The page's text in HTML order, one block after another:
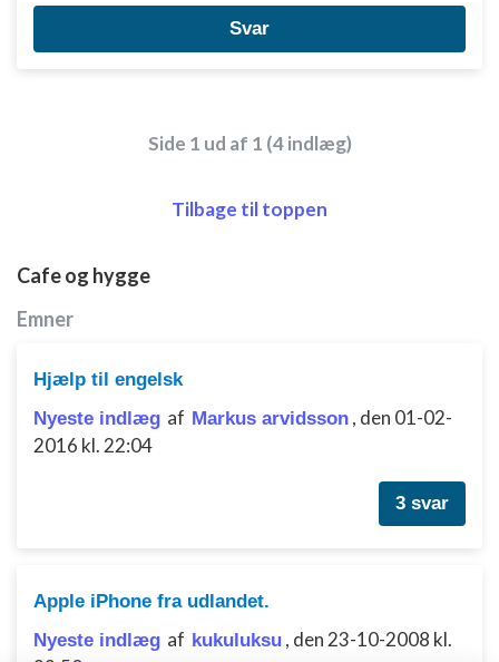
Svar
Side 1 ud af 1 (4 indlæg)
Tilbage til toppen
Cafe og hygge
Emner
Hjælp til engelsk
Nyeste indlæg af Markus arvidsson , den 01-02-
2016 kl. 22:04
3 svar
Apple iPhone fra udlandet.
Nyeste indlæg af kukuluksu , den 23-10-2008 kl.